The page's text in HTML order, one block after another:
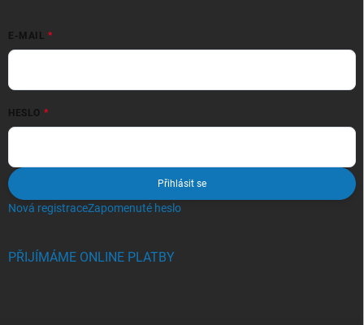
E-MAIL
HESLO
Přihlásit se
Nová registraceZapomenuté heslo
PŘIJÍMÁME ONLINE PLATBY